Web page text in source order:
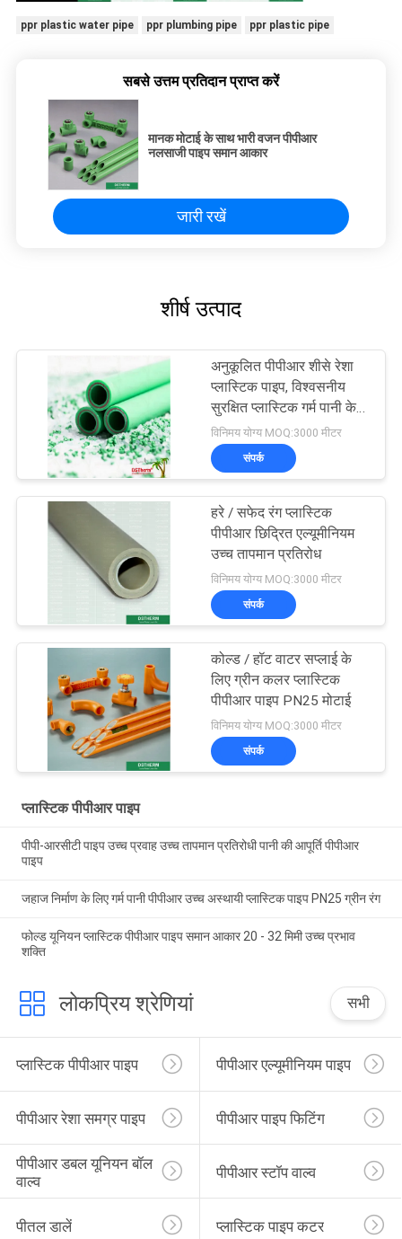
ppr plastic water pipe ppr plumbing pipe ppr plastic pipe
सबसे उत्तम प्रतिदान प्राप्त करें
मानक मोटाई के साथ भारी वजन पीपीआर
नलसाजी पाइप समान आकार
जारी रखें
शीर्ष उत्पाद
अनुकूलित पीपीआर शीसे रेशा
प्लास्टिक पाइप, विश्वसनीय
सुरक्षित प्लास्टिक गर्म पानी के
पाइप
विनिमय योग्य MOQ:3000 मीटर
संपर्क
हरे / सफेद रंग प्लास्टिक
पीपीआर छिद्रित एल्यूमीनियम
उच्च तापमान प्रतिरोध
विनिमय योग्य MOQ:3000 मीटर
संपर्क
कोल्ड / हॉट वाटर सप्लाई के
लिए ग्रीन कलर प्लास्टिक
पीपीआर पाइप PN25 मोटाई
विनिमय योग्य MOQ:3000 मीटर
संपर्क
प्लास्टिक पीपीआर पाइप
पीपी-आरसीटी पाइप उच्च प्रवाह उच्च तापमान प्रतिरोधी पानी की आपूर्ति पीपीआर
पाइप
जहाज निर्माण के लिए गर्म पानी पीपीआर उच्च अस्थायी प्लास्टिक पाइप PN25 ग्रीन रंग
फोल्ड यूनियन प्लास्टिक पीपीआर पाइप समान आकार 20 - 32 मिमी उच्च प्रभाव
शक्ति
लोकप्रिय श्रेणियां सभी
प्लास्टिक पीपीआर पाइप पीपीआर एल्यूमीनियम पाइप
पीपीआर रेशा समग्र पाइप पीपीआर पाइप फिटिंग
पीपीआर डबल यूनियन बॉल
वाल्व
पीपीआर स्टॉप वाल्व
पीतल डालें प्लास्टिक पाइप कटर